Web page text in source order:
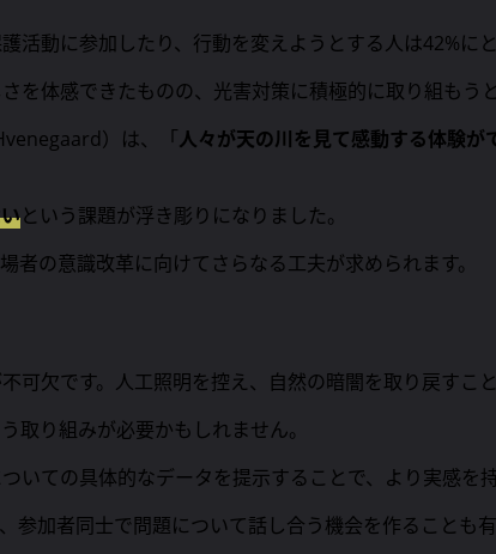
動に参加したり、行動を変えようとする人は42%にと
を体感できたものの、光害対策に積極的に取り組もう
）は、「人々が天の川を見て感動する体験
という課題が浮き彫りになりました。
の意識改革に向けてさらなる工夫が求められます。
欠です。人工照明を控え、自然の暗闇を取り戻すこと
取り組みが必要かもしれません。
ての具体的なデータを提示することで、より実感を
参加者同士で問題について話し合う機会を作ること